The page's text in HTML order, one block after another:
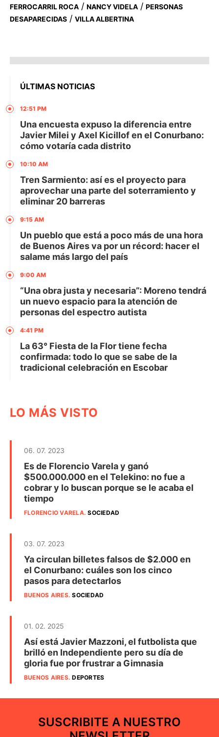
FERROCARRIL ROCA / NANCY VIDELA / PERSONAS
DESAPARECIDAS / VILLA ALBERTINA
ÚLTIMAS NOTICIAS
12:51 PM
Una encuesta expuso la diferencia entre
Javier Milei y Axel Kicillof en el Conurbano:
cómo votaría cada distrito
10:10 AM
Tren Sarmiento: así es el proyecto para
aprovechar una parte del soterramiento y
eliminar 20 barreras
9:15 AM
Un pueblo que está a poco más de una hora
de Buenos Aires va por un récord: hacer el
salame más largo del país
9:00 AM
“Una obra justa y necesaria”: Moreno tendrá
un nuevo espacio para la atención de
personas del espectro autista
4:41 PM
La 63° Fiesta de la Flor tiene fecha
confirmada: todo lo que se sabe de la
tradicional celebración en Escobar
LO MÁS VISTO
06. 07. 2023
Es de Florencio Varela y ganó
$500.000.000 en el Telekino: no fue a
cobrar y lo buscan porque se le acaba el
tiempo
FLORENCIO VARELA.SOCIEDAD
03. 07. 2023
Ya circulan billetes falsos de $2.000 en
el Conurbano: cuáles son los cinco
pasos para detectarlos
BUENOS AIRES.SOCIEDAD
01. 02. 2025
Así está Javier Mazzoni, el futbolista que
brilló en Independiente pero su día de
gloria fue por frustrar a Gimnasia
BUENOS AIRES.DEPORTES
SUSCRIBITE A NUESTRO